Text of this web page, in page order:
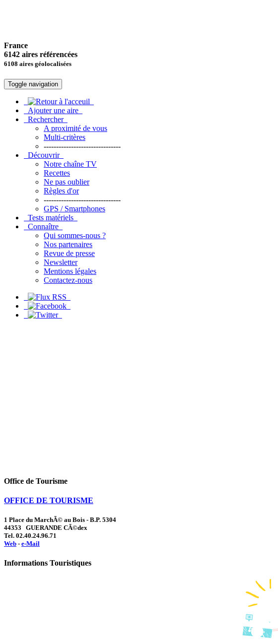
France
6142 aires référencées
6108 aires géolocalisées
Toggle navigation
Ajouter une aire
Rechercher
A proximité de vous
Multi-critères
-------------------------------
Découvrir
Notre chaîne TV
Recettes
Ne pas oublier
Règles d'or
-------------------------------
GPS / Smartphones
Tests matériels
Connaître
Qui sommes-nous ?
Nos partenaires
Revue de presse
Newsletter
Mentions légales
Contactez-nous
Office de Tourisme
OFFICE DE TOURISME
1 Place du MarchÃ© au Bois - B.P. 5304
44353 GUERANDE CÃ©dex
Tel. 02.40.24.96.71
Web - e-Mail
Informations Touristiques